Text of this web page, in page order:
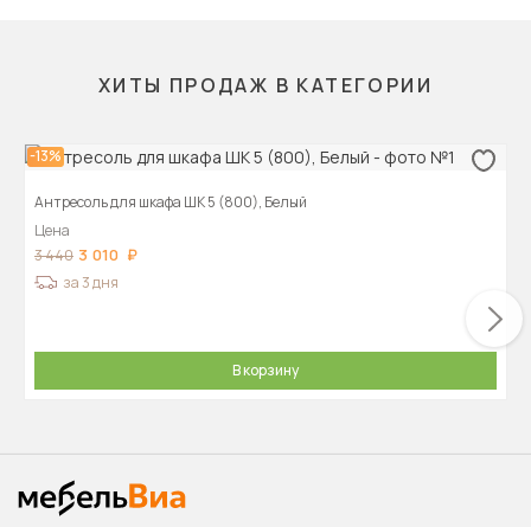
ХИТЫ ПРОДАЖ В КАТЕГОРИИ
-13%
Антресоль для шкафа ШК 5 (800), Белый
Цена
3 440 3 010
за 3 дня
В корзину